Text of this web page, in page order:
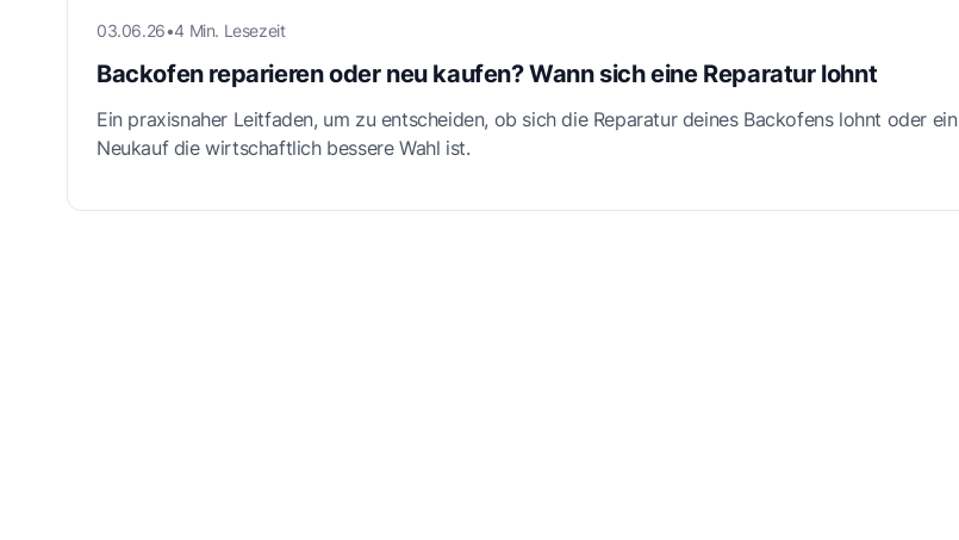
03.06.26•4 Min. Lesezeit
Backofen reparieren oder neu kaufen? Wann sich eine Reparatur lohnt
Ein praxisnaher Leitfaden, um zu entscheiden, ob sich die Reparatur deines Backofens lohnt oder ein
Neukauf die wirtschaftlich bessere Wahl ist.